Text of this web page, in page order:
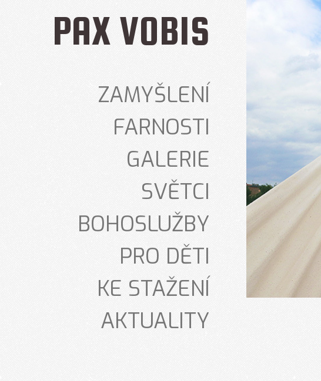
PAX VOBIS
ZAMYŠLENÍ
FARNOSTI
GALERIE
SVĚTCI
BOHOSLUŽBY
PRO DĚTI
KE STAŽENÍ
AKTUALITY